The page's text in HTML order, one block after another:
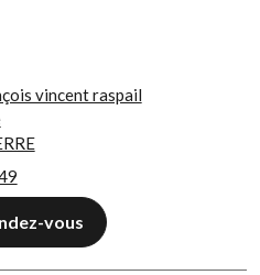
vincent raspail
vous